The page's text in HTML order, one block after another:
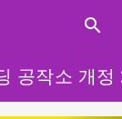
close
search
공작소 개정